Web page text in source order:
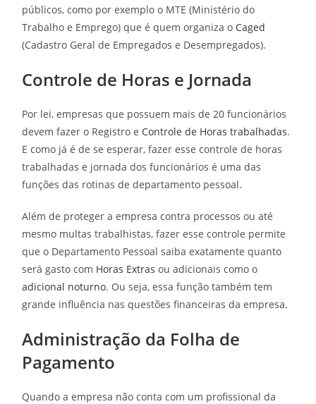
públicos, como por exemplo o MTE (Ministério do
Trabalho e Emprego) que é quem organiza o Caged
(Cadastro Geral de Empregados e Desempregados).
Controle de Horas e Jornada
Por lei, empresas que possuem mais de 20 funcionários
devem fazer o Registro e Controle de Horas trabalhadas.
E como já é de se esperar, fazer esse controle de horas
trabalhadas e jornada dos funcionários é uma das
funções das rotinas de departamento pessoal.
Além de proteger a empresa contra processos ou até
mesmo multas trabalhistas, fazer esse controle permite
que o Departamento Pessoal saiba exatamente quanto
será gasto com Horas Extras ou adicionais como o
adicional noturno. Ou seja, essa função também tem
grande influência nas questões financeiras da empresa.
Administração da Folha de
Pagamento
Quando a empresa não conta com um profissional da